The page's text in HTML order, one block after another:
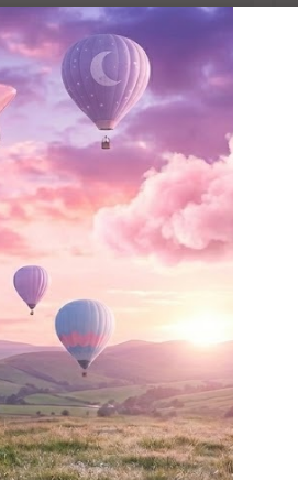
מגדל למידה דגם Oakland
משלוח חינם